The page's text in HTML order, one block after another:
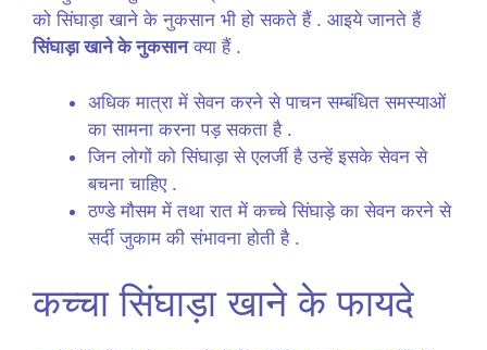
को सिंघाड़ा खाने के नुकसान भी हो सकते हैं . आइये जानते हैं
सिंघाड़ा खाने के नुकसानक्या हैं .
अधिक मात्रा में सेवन करने से पाचन सम्बंधित समस्याओं
का सामना करना पड़ सकता है .
जिन लोगों को सिंघाड़ा से एलर्जी है उन्हें इसके सेवन से
बचना चाहिए .
ठण्डे मौसम में तथा रात में कच्चे सिंघाड़े का सेवन करने से
सर्दी जुकाम की संभावना होती है .
कच्चा सिंघाड़ा खाने के फायदे